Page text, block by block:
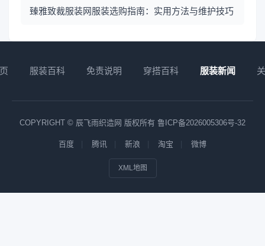
臻雅致裁服装网服装选购指南：实用方法与维护技巧
服装百科 免责说明 穿搭百科 服装新闻
COPYRIGHT © 辰飞雨织造网 版权所有 鲁ICP备2026005306号-32
百度 腾讯 新浪 淘宝 微博
XML地图